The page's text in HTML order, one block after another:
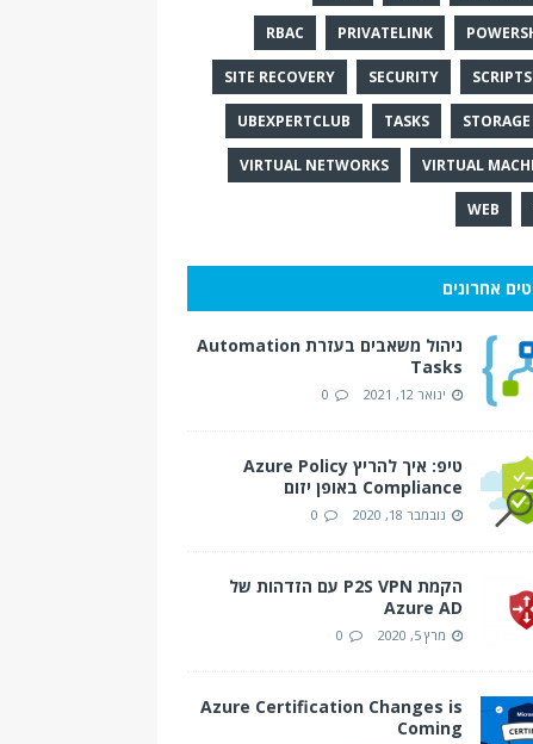
PRIVATELINK
RBAC
SECURITY
SITE RECOVERY
TASKS
UBEXPERTCLUB
VIRTUAL
VIRTUAL NETWORKS
WEB
אחרונים
ניהול משאבים בעזרת Automation
Tasks
ינואר 12, 2021 0
טיפ: איך להריץ Azure Policy
Compliance באופן יזום
נובמבר 18, 2020 0
הקמת P2S VPN עם הזדהות של
Azure AD
מרץ 5, 2020 0
Azure Certification Changes is
Coming